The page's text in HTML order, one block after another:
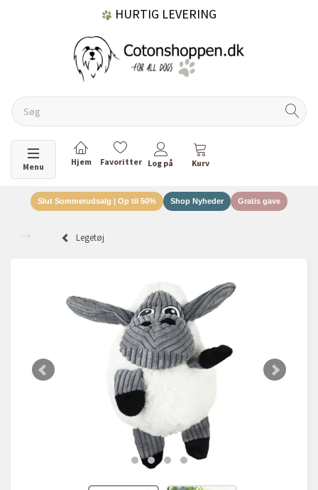
HURTIG LEVERING
60 DAGES RETURRET
Skifte navigation
Menu
Slut Sommerudsalg | Op til 50% Shop Nyheder Gratis gave
Legetøj